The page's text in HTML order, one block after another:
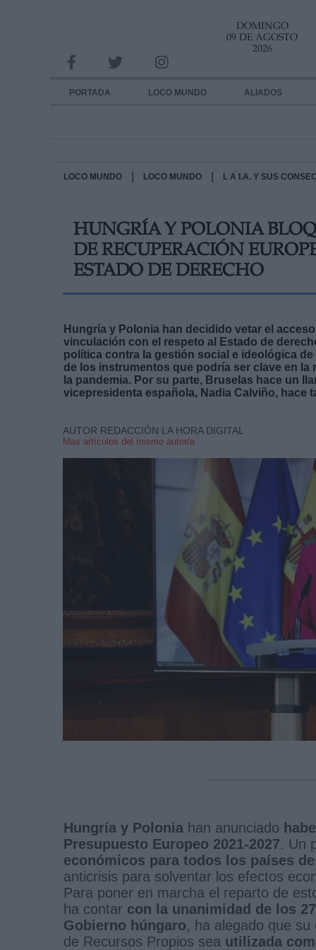
DOMINGO
09 DE AGOSTO
2026
PORTADA LOCO MUNDO ALIADOS
LOCO MUNDO LOCO MUNDO L A I.A. Y SUS
HUNGRÍA Y POLONIA
DE RECUPERACIÓN
ESTADO DE DERECHO
Hungría y Polonia han decidido vetar el
vinculación con el respeto al Estado de
política contra la gestión social e ideológica
de los instrumentos que podría ser clave en
la pandemia. Por su parte, Bruselas hace un
vicepresidenta española, Nadia Calviño, hace
AUTOR REDACCIÓN LA HORA DIGITAL
Mas artículos del mismo autor/a
Hungría y Polonia han anunciado
Presupuesto Europeo 2021-2027. Un
económicos para todos los países
anticrisis para solventar los efectos
Para poner en marcha el reparto de
ha contar con la unanimidad de los
Gobierno húngaro, ha alegado que
de Recursos Propios sea utilizada
INFORMACION SOBRE LA PROTECCIÓN DE TUS DATOS
Responsable:
Destinatarios:
link
Información adicional
link